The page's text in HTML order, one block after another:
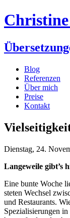
Blog
Referenzen
Über mich
Preise
Kontakt
Dienstag, 24.
Langeweile gibt’s
Eine bunte Woche
steten Wechsel
und Restaurants.
Spezialisierungen